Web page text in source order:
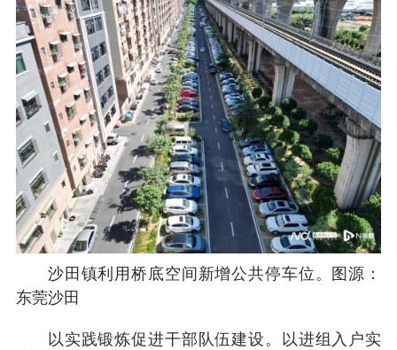
沙田镇利用桥底空间新增公共停车位。图源：
东莞沙田
以实践锻炼促进干部队伍建设。以进组入户实